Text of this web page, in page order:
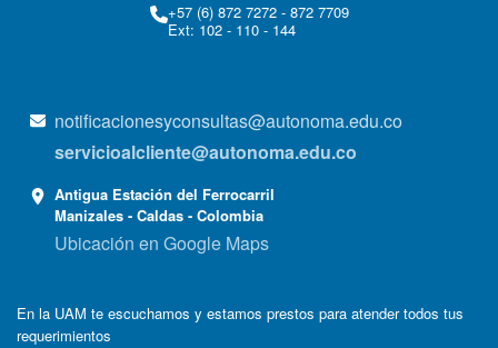
+57 (6) 872 7272 - 872 7709
Ext: 102 - 110 - 144
notificacionesyconsultas@autonoma.edu.co
servicioalcliente@autonoma.edu.co
Antigua Estación del Ferrocarril
Manizales - Caldas - Colombia
Ubicación en Google Maps
En la UAM te escuchamos y estamos prestos para atender todos tus
requerimientos